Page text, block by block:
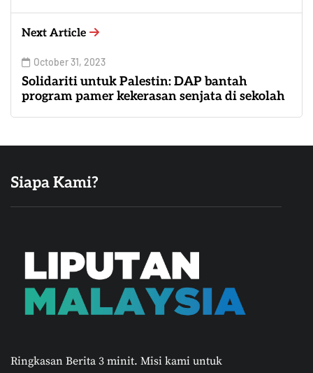
Next Article
October 31, 2023
Solidariti untuk Palestin: DAP bantah
program pamer kekerasan senjata di sekolah
Siapa Kami?
Ringkasan Berita 3 minit. Misi kami untuk